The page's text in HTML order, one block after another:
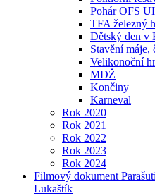
Pohár OFS
TFA železný
Dětský den v
Stavění máje,
Velikonoční
MDŽ
Končiny
Karneval
Rok 2020
Rok 2021
Rok 2022
Rok 2023
Rok 2024
Filmový dokument
Lukaštík